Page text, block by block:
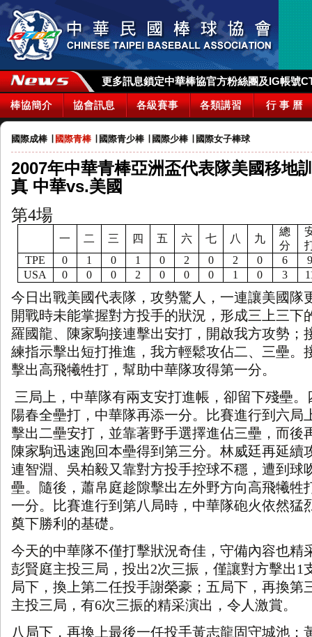
更多訊息鎖定中華棒協官方粉絲團及IG帳號
棒協簡介 協會訊息 各級賽事 各類講習 行 事 曆
國際成棒 國際青棒 國際青少棒 國際少棒 國際女子棒球
2007年中華青棒亞洲盃代表隊美國移地
真 中華vs.美國
第4場
一 二 三 四 五 六 七 八 九
總
分
TPE
0 1 0 1 0 2 0 2 0 6
USA
0 0 0 2 0 0 0 1 0 3
今日出戰美國代表隊，攻勢驚人，一連讓美國隊
開戰時未能掌握對方投手的狀況，形成三上三下
羅國龍、陳家駒接連擊出安打，開啟我方攻勢；
練指示擊出短打推進，我方輕鬆攻佔二、三壘。
擊出高飛犧牲打，幫助中華隊攻得第一分。
三局上，中華隊有兩支安打進帳，卻留下殘壘
陽春全壘打，中華隊再添一分。比賽進行到六局
擊出二壘安打，並靠著野手選擇進佔三壘，而後
陳家駒迅速跑回本壘得到第三分。林威廷再延續
連智淵、吳柏毅又靠對方投手控球不穩，遭到球
壘。隨後，蕭帛庭趁隙擊出左外野方向高飛犧牲
一分。比賽進行到第八局時，中華隊砲火依然猛
奠下勝利的基礎。
今天的中華隊不僅打擊狀況奇佳，守備內容也精
彭賢庭主投三局，投出2次三振，僅讓對方擊出1
局下，換上第二任投手謝榮豪；五局下，再換第
主投三局，有6次三振的精采演出，令人激賞。
八局下，再換上最後一任投手黃志龍固守城池；